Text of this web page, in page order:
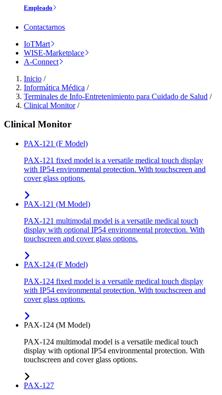
Empleado
Contactarnos
IoTMart
WISE-Marketplace
A-Connect
Inicio /
Informática Médica /
Terminales de Info-Entretenimiento para Cuidado de Salud /
Clinical Monitor/
Clinical Monitor
PAX-121 (F Model)
PAX-121 fixed model is a versatile medical touch display
with IP54 environmental protection. With touchscreen and
cover glass options.
PAX-121 (M Model)
PAX-121 multimodal model is a versatile medical touch
display with optional IP54 environmental protection. With
touchscreen and cover glass options.
PAX-124 (F Model)
PAX-124 fixed model is a versatile medical touch display
with IP54 environmental protection. With touchscreen and
cover glass options.
PAX-124 (M Model)
PAX-124 multimodal model is a versatile medical touch
display with optional IP54 environmental protection. With
touchscreen and cover glass options.
PAX-127